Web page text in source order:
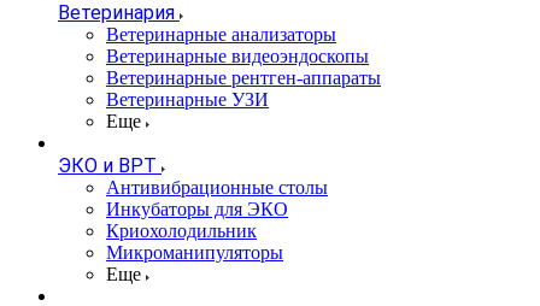
Ветеринария
Ветеринарные анализаторы
Ветеринарные видеоэндоскопы
Ветеринарные рентген-аппараты
Ветеринарные УЗИ
Еще
ЭКО и ВРТ
Антивибрационные столы
Инкубаторы для ЭКО
Криохолодильник
Микроманипуляторы
Еще